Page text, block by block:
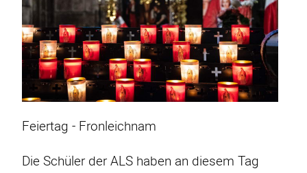
Feiertag - Fronleichnam
Die Schüler der ALS haben an diesem Tag